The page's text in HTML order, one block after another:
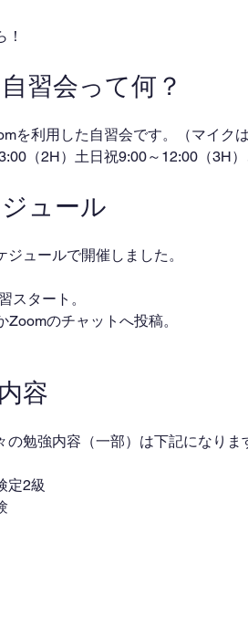
習会って何？
を利用した自習会です。（マイク
（2H）土日祝9:00～12:00（3H
ュール
ュールで開催しました。
スタート。
のチャットへ投稿。
容
勉強内容（一部）は下記になりま
定2級